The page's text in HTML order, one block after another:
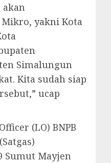
akan
Mikro, yakni Kota
Simalungun
Kita sudah siap
ucap
(LO) BNPB
Sumut Mayjen